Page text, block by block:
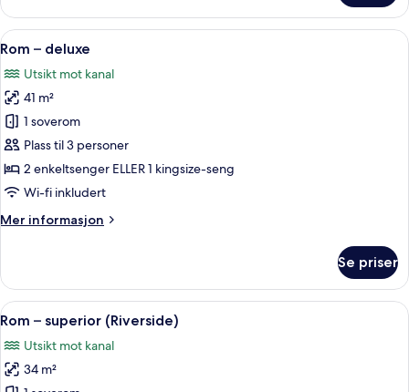
–
junior
Åpne
alle
bildene
av
Rom
–
deluxe
Allergitestet sengetøy, dundyner,
11
Rom – deluxe
Utsikt mot kanal
41 m²
1 soverom
Plass til 3 personer
2 enkeltsenger ELLER 1 kingsize-seng
Wi-fi inkludert
Mer informasjon
Mer
–
deluxe
Se priser
Åpne
alle
bildene
av
Allergitestet sengetøy, dundyner,
11
Rom – superior (Riverside)
Utsikt mot kanal
34 m²